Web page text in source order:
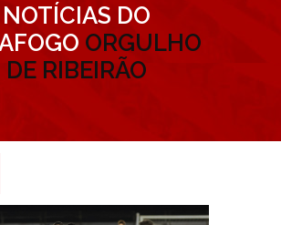
NOTÍCIAS DO
ORGULHO
DE RIBEIRÃO